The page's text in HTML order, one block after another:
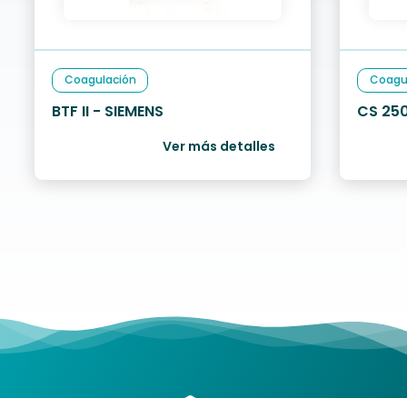
Coagulación
BTF II - SIEMENS
Ver más detalles
CS